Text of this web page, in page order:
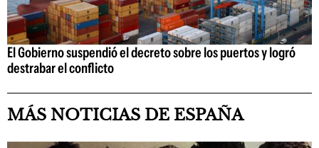
El Gobierno suspendió el decreto sobre los puertos y logró
destrabar el conflicto
MÁS NOTICIAS DE ESPAÑA